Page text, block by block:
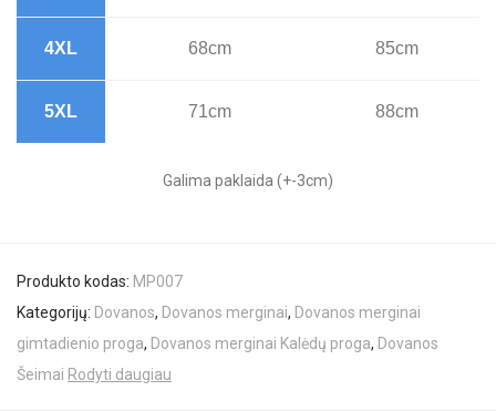
4XL 68cm 85cm
5XL 71cm 88cm
Galima paklaida (+-3cm)
Produkto kodas: MP007
Kategorijų: Dovanos, Dovanos merginai, Dovanos merginai
gimtadienio proga, Dovanos merginai Kalėdų proga, Dovanos
Šeimai Rodyti daugiau